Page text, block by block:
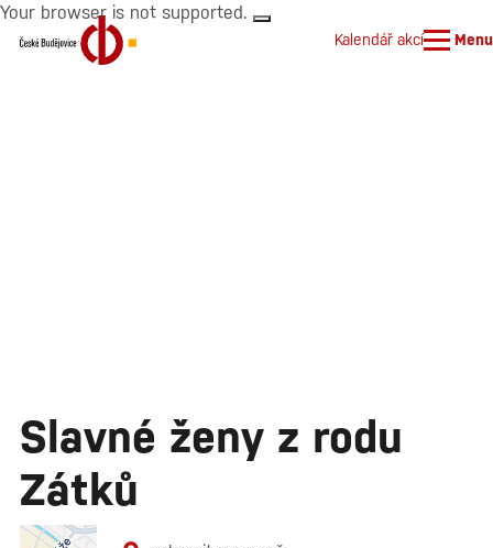
Your browser is not supported.
Kalendář akcí Menu
Slavné ženy z rodu
Zátků